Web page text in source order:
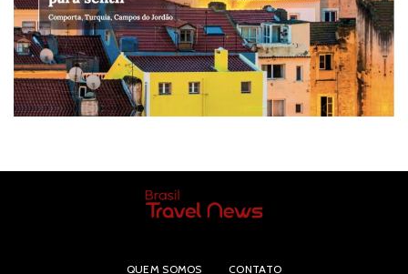
QUEM SOMOS CONTATO